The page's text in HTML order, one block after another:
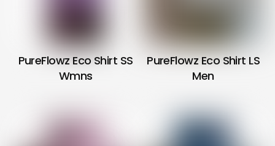
PureFlowz Eco Shirt SS
Wmns
PureFlowz Eco Shirt LS
Men